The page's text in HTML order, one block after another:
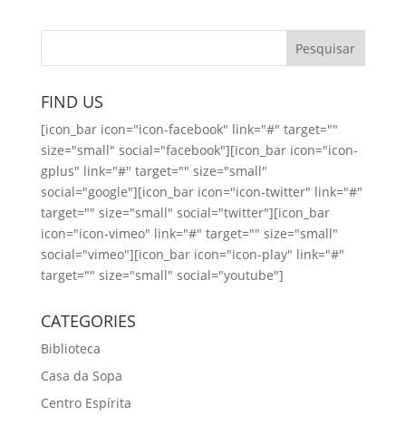
FIND US
[icon_bar icon="icon-facebook" link="#" target=""
size="small" social="facebook"][icon_bar icon="icon-
gplus" link="#" target="" size="small"
social="google"][icon_bar icon="icon-twitter" link="#"
target="" size="small" social="twitter"][icon_bar
icon="icon-vimeo" link="#" target="" size="small"
social="vimeo"][icon_bar icon="icon-play" link="#"
target="" size="small" social="youtube"]
CATEGORIES
Biblioteca
Casa da Sopa
Centro Espírita